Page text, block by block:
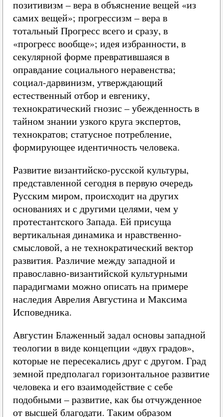
позитивизм – вера в объяснение вещей «из
самих вещей»; прогрессизм – вера в
тотальный Прогресс всего и сразу, в
«прогресс вообще»; идея избранности, в
секулярной форме превратившаяся в
оправдание социального неравенства;
социал-дарвинизм, утверждающий
естественный отбор и евгенику,
технократический гнозис – убежденность в
тайном знании узкого круга экспертов,
технократов; статусное потребление,
формирующее идентичность человека.
Развитие византийско-русской культуры,
представленной сегодня в первую очередь
Русским миром, происходит на других
основаниях и с другими целями, чем у
протестантского Запада. Ей присуща
вертикальная динамика и нравственно-
смысловой, а не технократический вектор
развития. Различие между западной и
православно-византийской культурными
парадигмами можно описать на примере
наследия Аврелия Августина и Максима
Исповедника.
Августин Блаженный задал основы западной
теологии в виде концепции «двух градов»,
которые не пересекались друг с другом. Град
земной предполагал горизонтальное развитие
человека и его взаимодействие с себе
подобными – развитие, как бы отчужденное
от высшей благодати. Таким образом